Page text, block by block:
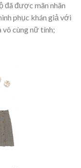
đã được mãn nhãn
phục khán giả với
cùng nữ tính;